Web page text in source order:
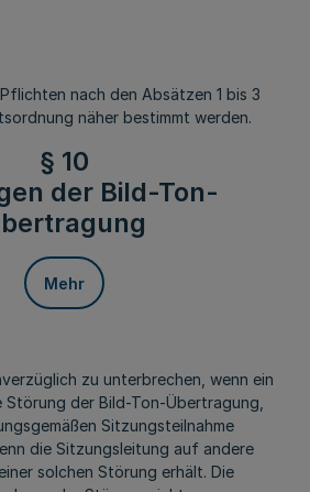
nach den Absätzen 1 bis 3
näher bestimmt werden.
§ 10
der Bild-Ton-
Mehr
zu unterbrechen, wenn ein
Störung der Bild-Ton-Übertragung,
Sitzungsteilnahme
die Sitzungsleitung auf andere
solchen Störung erhält. Die